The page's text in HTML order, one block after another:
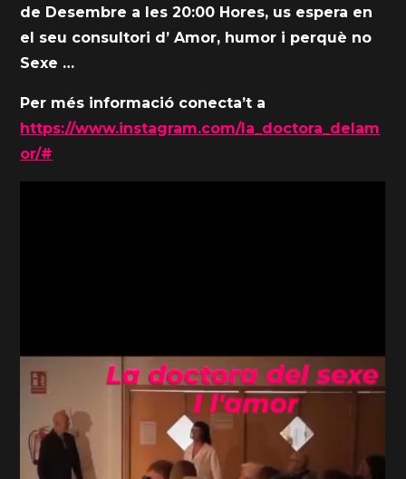
de Desembre a les 20:00 Hores, us espera en
el seu consultori d’ Amor, humor i perquè no
Sexe …
Per més informació conecta’t a
https://www.instagram.com/la_doctora_delam
or/#